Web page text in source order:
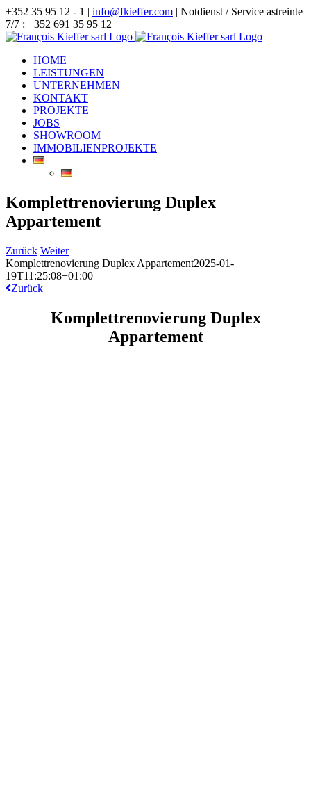
Zum
Inhalt
springen
+352 35 95 12 - 1 | info@fkieffer.com | Notdienst / Service astreinte
7/7 : +352 691 35 95 12
HOME
LEISTUNGEN
UNTERNEHMEN
KONTAKT
PROJEKTE
JOBS
SHOWROOM
IMMOBILIENPROJEKTE
Komplettrenovierung Duplex
Appartement
Zurück Weiter
Komplettrenovierung Duplex Appartement2025-01-
19T11:25:08+01:00
Zurück
Komplettrenovierung Duplex
Appartement